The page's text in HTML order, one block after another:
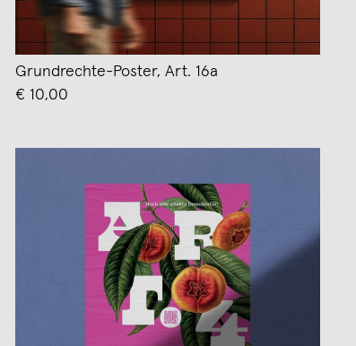
Grundrechte-Poster, Art. 16a
€ 10,00